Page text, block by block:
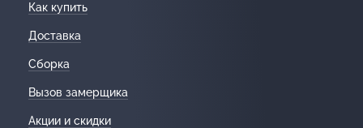
Как купить
Доставка
Сборка
Вызов замерщика
Акции и скидки